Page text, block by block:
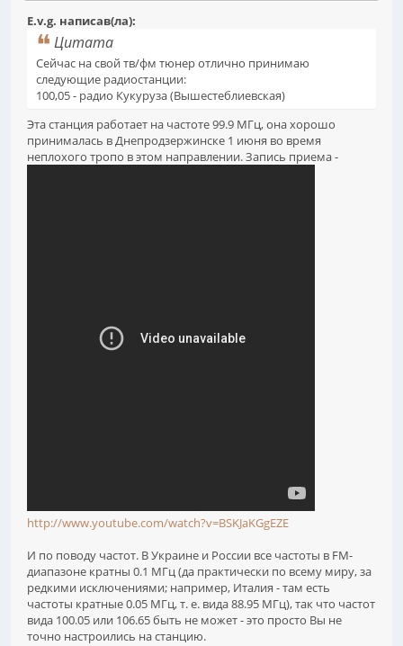
E.v.g. написав(ла):
Цитата
Сейчас на свой тв/фм тюнер отлично принимаю
следующие радиостанции:
100,05 - радио Кукуруза (Вышестеблиевская)
Эта станция работает на частоте 99.9 МГц, она хорошо
принималась в Днепродзержинске 1 июня во время
неплохого тропо в этом направлении. Запись приема -
http://www.youtube.com/watch?v=BSKJaKGgEZE
И по поводу частот. В Украине и России все частоты в FM-
диапазоне кратны 0.1 МГц (да практически по всему миру, за
редкими исключениями; например, Италия - там есть
частоты кратные 0.05 МГц, т. е. вида 88.95 МГц), так что частот
вида 100.05 или 106.65 быть не может - это просто Вы не
точно настроились на станцию.